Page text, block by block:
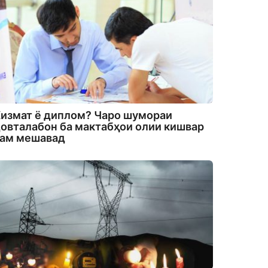
ё диплом? Чаро шумораи
ба мактабҳои олии кишвар
мешавад